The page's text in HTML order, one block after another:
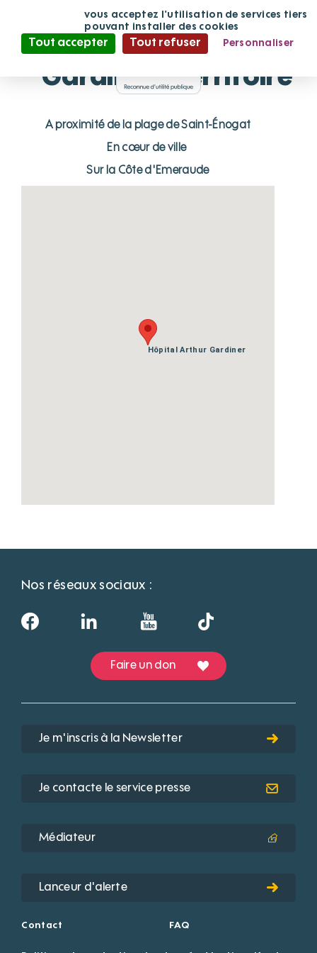
Hôpital Arthur
Gardiner - territoire
A proximité de la plage de Saint-Énogat
En cœur de ville
Sur la Côte d'Emeraude
Hôpital Arthur Gardiner
Nos réseaux sociaux :
Faire un don
Je m'inscris à la Newsletter
Je contacte le service presse
Médiateur
Lanceur d'alerte
Contact FAQ
vous acceptez l'utilisation de services tiers
pouvant installer des cookies
Tout accepter Tout refuser
Personnaliser